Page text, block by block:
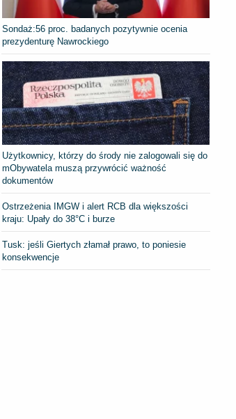
​Sondaż:56 proc. badanych pozytywnie ocenia
prezydenturę Nawrockiego
Użytkownicy, którzy do środy nie zalogowali się do
mObywatela muszą przywrócić ważność
dokumentów
Ostrzeżenia IMGW i alert RCB dla większości
kraju: Upały do 38°C i burze
Tusk: jeśli Giertych złamał prawo, to poniesie
konsekwencje